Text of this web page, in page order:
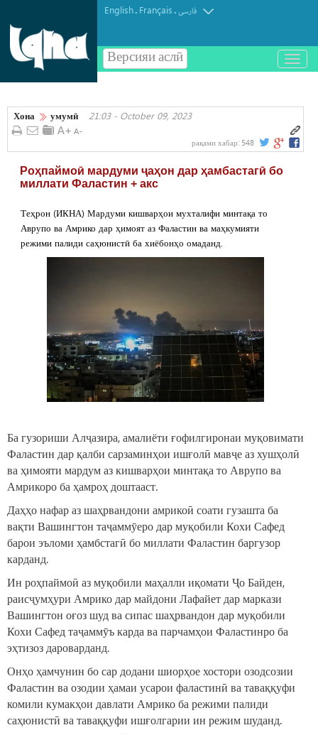
English. Français.فارسی
Версияи аслӣ
باز
و
کردن
Хона умумӣ 21:03 - October 09, 2023
рақами хабар: 548
Роҳпаймоӣ мардуми ҷаҳон дар ҳамбастагӣ бо
миллати Фаластин + акс
Теҳрон (ИКНА) Мардуми кишварҳои мухталифи минтақа то
Аврупо ва Амрико дар ҳимоят аз Фаластин ва маҳкумияти
режими палиди саҳюнистӣ ба хиёбонҳо омаданд.
Ба гузориши Алҷазира, амалиёти ғофилгиронаи муқовимати
Фаластин дар қалби сарзаминҳои ишғолӣ мавҷе аз хушҳолӣ
ва ҳимояти мардум аз кишварҳои минтақа то Аврупо ва
Амрикоро ба ҳамроҳ доштааст.
Даҳҳо нафар аз шаҳрвандони амрикоӣ соати гузашта ба
вақти Вашингтон таҷаммӯеро дар муқобили Кохи Сафед
барои эъломи ҳамбстагӣ бо миллати Фаластин баргузор
карданд.
Ин роҳпаймоӣ аз муқобили маҳалли иқомати Ҷо Байден,
раисҷумҳури Амрико дар майдони Лафайет дар маркази
Вашингтон оғоз шуд ва сипас шаҳрвандон дар муқобили
Кохи Сафед таҷаммӯъ карда ва парчамҳои Фаластинро ба
эҳтизоз дароварданд.
Онҳо ҳамчунин бо сар додани шиорҳое хостори озодсозии
Фаластин ва озодии ҳамаи усарои фаластинӣ ва таваққуфи
комили кумакҳои давлати Амрико ба режими палиди
саҳюнистӣ ва таваққуфи ишғолгарии ин режим шуданд.